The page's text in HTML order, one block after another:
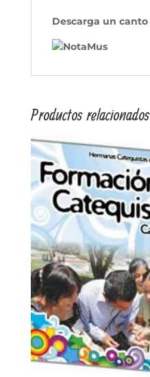
Descarga un canto
Productos relacionados